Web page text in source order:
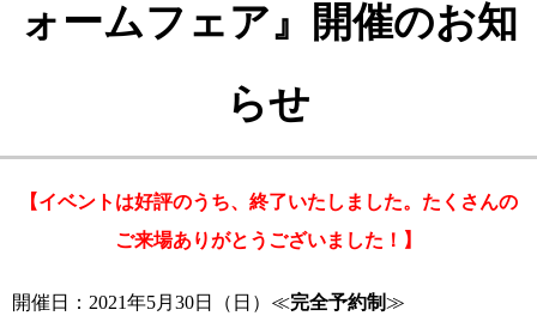
ォームフェア』開催のお知
らせ
【イベントは好評のうち、終了いたしました。たくさんの
ご来場ありがとうございました！】
開催日：2021年5月30日（日）≪完全予約制≫